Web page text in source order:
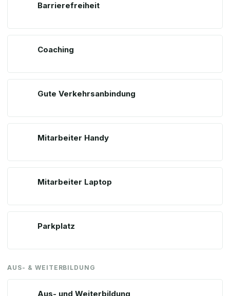
Barrierefreiheit
Coaching
Gute Verkehrsanbindung
Mitarbeiter Handy
Mitarbeiter Laptop
Parkplatz
AUS- & WEITERBILDUNG
Aus- und Weiterbildung